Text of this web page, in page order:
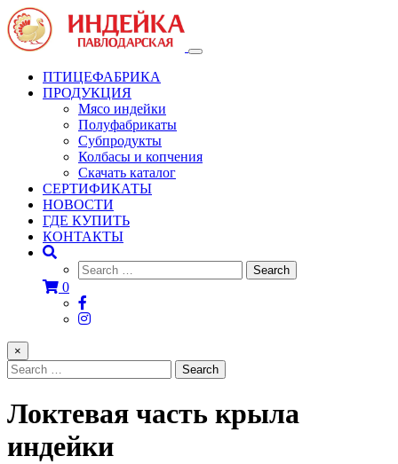
Toggle
ПТИЦЕФАБРИКА
ПРОДУКЦИЯ
Мясо индейки
Полуфабрикаты
Субпродукты
Колбасы и копчения
Скачать каталог
СЕРТИФИКАТЫ
НОВОСТИ
ГДЕ КУПИТЬ
КОНТАКТЫ
0
×
Локтевая часть крыла
индейки